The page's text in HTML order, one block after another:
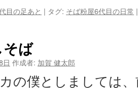
目の足あと | タグ: そば粉屋6代目の日常 |
そば
日 作成者: 加賀 健太郎
の僕としましては